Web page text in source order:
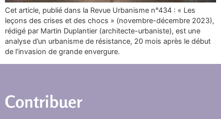
Cet article, publié dans la Revue Urbanisme n°434 : « Les
leçons des crises et des chocs » (novembre-décembre 2023),
rédigé par Martin Duplantier (architecte-urbaniste), est une
analyse d’un urbanisme de résistance, 20 mois après le début
de l’invasion de grande envergure.
Contribuer